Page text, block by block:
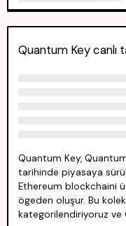
Quantum Key canlı
Quantum Key,
tarihinde piyasaya
Ethereum blockchaini
ögeden oluşur. Bu
kategorilendiriyoruz ve